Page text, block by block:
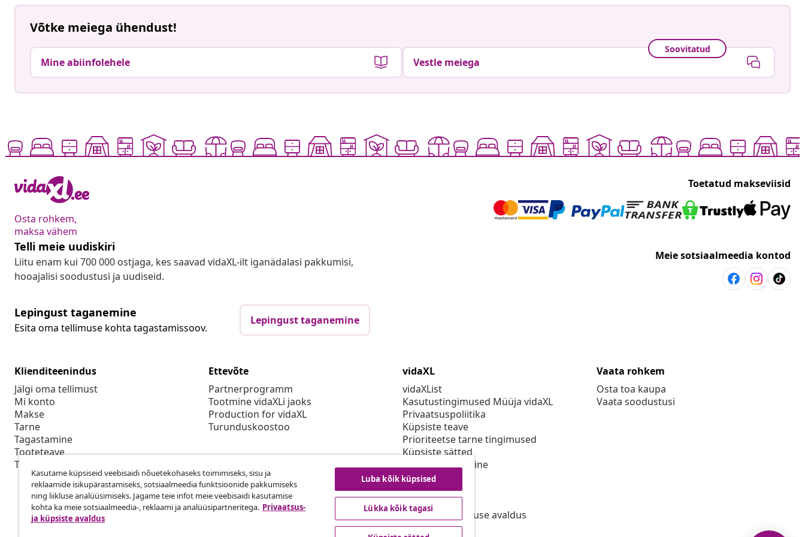
Võtke meiega ühendust!
Mine abiinfolehele
Soovitatud
Vestle meiega
Osta rohkem,
maksa vähem
Toetatud makseviisid
Telli meie uudiskiri
Liitu enam kui 700 000 ostjaga, kes saavad vidaXL-ilt iganädalasi pakkumisi,
hooajalisi soodustusi ja uudiseid.
Meie sotsiaalmeedia kontod
Lepingust taganemine
Esita oma tellimuse kohta tagastamissoov.
Lepingust taganemine
Klienditeenindus
Jälgi oma tellimust
Mi konto
Makse
Tarne
Tagastamine
Tooteteave
Tellimus
Ettevõte
Partnerprogramm
Tootmine vidaXLi jaoks
Production for vidaXL
Turunduskoostoo
vidaXL
vidaXList
Kasutustingimused Müüja vidaXL
Privaatsuspoliitika
Küpsiste teave
Prioriteetse tarne tingimused
Küpsiste sätted
vidaXLis töötamine
Turvalisus
Eli vastutav isik
EPR poliitika
Juurdepääsetavuse avaldus
Vaata rohkem
Osta toa kaupa
Vaata soodustusi
Kasutame küpsiseid veebisaidi nõuetekohaseks toimimiseks, sisu ja
reklaamide isikupärastamiseks, sotsiaalmeedia funktsioonide pakkumiseks
ning liikluse analüüsimiseks. Jagame teie infot meie veebisaidi kasutamise
kohta ka meie sotsiaalmeedia-, reklaami ja analüüsipartneritega. Privaatsus-
ja küpsiste avaldus
Luba kõik küpsised
Lükka kõik tagasi